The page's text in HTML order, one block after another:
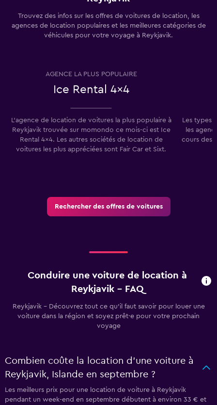
Trouvez des infos sur les offres de voitures de location, les
agences de location populaires et les meilleures catégories de
véhicules pour votre voyage à Reykjavik.
AGENCE LA PLUS POPULAIRE
Ice Rental 4x4
L'agence de location de voitures la plus populaire à
Reykjavik trouvée sur momondo ce mois-ci est Ice
Rental 4x4. Les autres sociétés de location de
voitures les plus appréciées sont Fair Car et Sixt.
Les types
les
cours des
Rechercher des offres de voitures
Conduire une voiture de location à
Reykjavik - FAQ
Reykjavik - Découvrez tout ce qu’il faut savoir pour louer une
voiture dans la région et soyez prêt·e pour votre prochain
voyage
Combien coûte la location d’une voiture à
Reykjavik, Islande en septembre ?
Les meilleurs prix pour une location de voiture à Reykjavik
pendant un week-end en septembre débutent à environ 33 € et